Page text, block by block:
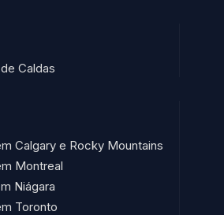
Caldas
Calgary e Rocky Mountains
Montreal
Niágara
Toronto